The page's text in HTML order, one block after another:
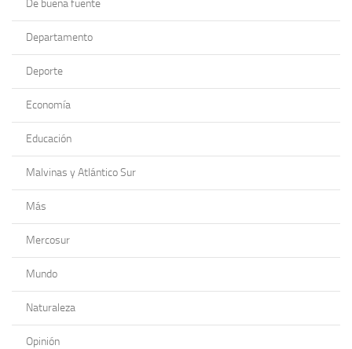
De buena fuente
Departamento
Deporte
Economía
Educación
Malvinas y Atlántico Sur
Más
Mercosur
Mundo
Naturaleza
Opinión